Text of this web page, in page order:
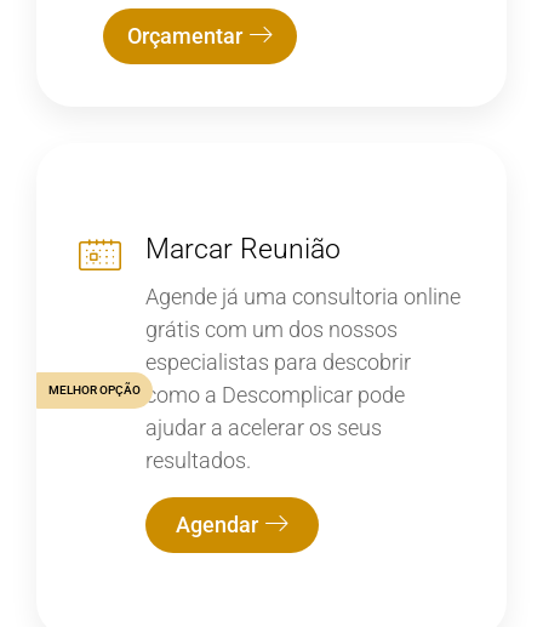
Orçamentar
Marcar Reunião
Agende já uma consultoria online
grátis com um dos nossos
especialistas para descobrir
como a Descomplicar pode
ajudar a acelerar os seus
resultados.
Agendar
MELHOR OPÇÃO